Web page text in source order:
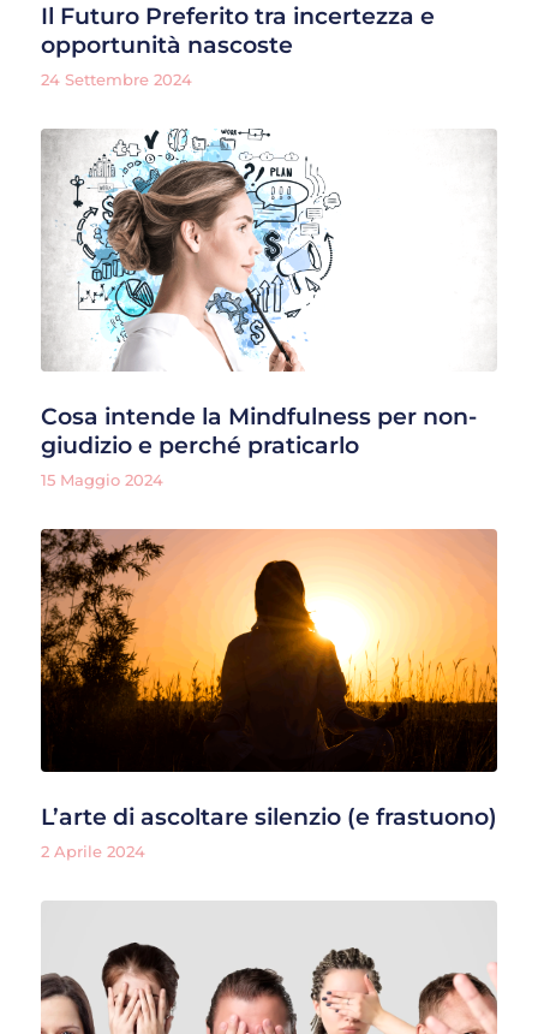
Il Futuro Preferito tra incertezza e
opportunità nascoste
24 Settembre 2024
Cosa intende la Mindfulness per non-
giudizio e perché praticarlo
15 Maggio 2024
L’arte di ascoltare silenzio (e frastuono)
2 Aprile 2024